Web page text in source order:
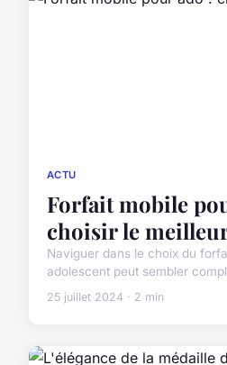
ACTU
Forfait mobile
choisir le
Naviguer dans le choix du
adolescent peut sembler
25 juillet 2024 · 2 min